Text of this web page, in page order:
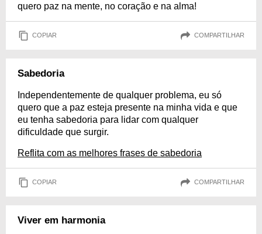
quero paz na mente, no coração e na alma!
COPIAR COMPARTILHAR
Sabedoria
Independentemente de qualquer problema, eu só
quero que a paz esteja presente na minha vida e que
eu tenha sabedoria para lidar com qualquer
dificuldade que surgir.
Reflita com as melhores frases de sabedoria
COPIAR COMPARTILHAR
Viver em harmonia